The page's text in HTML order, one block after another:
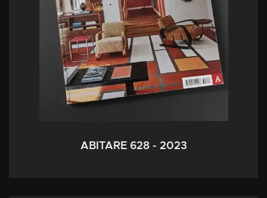
ABITARE 628 - 2023